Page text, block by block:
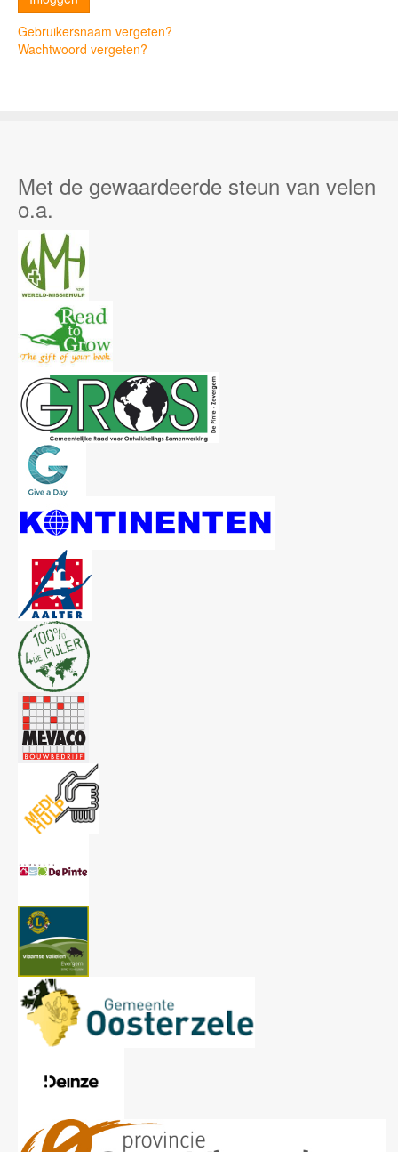
Gebruikersnaam vergeten?
Wachtwoord vergeten?
Met de gewaardeerde steun van velen
o.a.